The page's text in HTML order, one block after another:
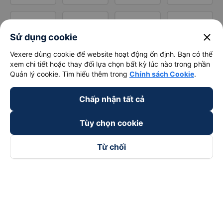
Sử dụng cookie close
Vexere dùng cookie để website hoạt động ổn định. Bạn có thể
xem chi tiết hoặc thay đổi lựa chọn bất kỳ lúc nào trong phần
Quản lý cookie. Tìm hiểu thêm trong Chính sách Cookie.
Chấp nhận tất cả
Tùy chọn cookie
Từ chối